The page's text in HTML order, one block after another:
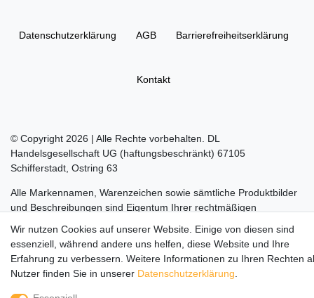
Daten­schutz­erklärung AGB Barrierefreiheitserklärung
Kontakt
© Copyright 2026 | Alle Rechte vorbehalten. DL
Handelsgesellschaft UG (haftungsbeschränkt) 67105
Schifferstadt, Ostring 63
Alle Markennamen, Warenzeichen sowie sämtliche Produktbilder
und Beschreibungen sind Eigentum Ihrer rechtmäßigen
Die durchgestrichenen Preise entsprechen dem UVP des
Herstellers.
Wir nutzen Cookies auf unserer Website. Einige von diesen sind
essenziell, während andere uns helfen, diese Website und Ihre
Erfahrung zu verbessern. Weitere Informationen zu Ihren Rechten
Nutzer finden Sie in unserer Daten­schutz­erklärung